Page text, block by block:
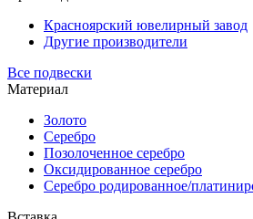
Красноярский ювелирный завод
Другие производители
Все подвески
Материал
Золото
Серебро
Позолоченное серебро
Оксидированное серебро
Серебро родированное/